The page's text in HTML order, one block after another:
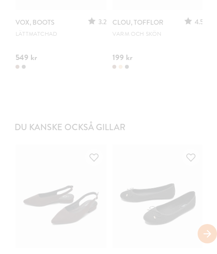
VOX, BOOTS 3.2
LÄTTMATCHAD
549 kr
CLOU, TOFFLOR 4.5
VARM OCH SKÖN
199 kr
DU KANSKE OCKSÅ GILLAR